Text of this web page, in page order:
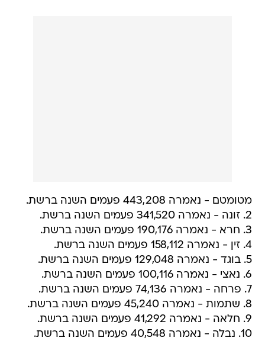
מטומטם - נאמרה 443,208 פעמים השנה ברשת.
2. זונה - נאמרה 341,520 פעמים השנה ברשת.
3. חרא - נאמרה 190,176 פעמים השנה ברשת.
4. זין - נאמרה 158,112 פעמים השנה ברשת.
5. בוגד - נאמרה 129,048 פעמים השנה ברשת.
6. נאצי - נאמרה 100,116 פעמים השנה ברשת.
7. פרחה - נאמרה 74,136 פעמים השנה ברשת.
8. שתמות - נאמרה 45,240 פעמים השנה ברשת.
9. חלאה - נאמרה 41,292 פעמים השנה ברשת.
10. נבלה - נאמרה 40,548 פעמים השנה ברשת.